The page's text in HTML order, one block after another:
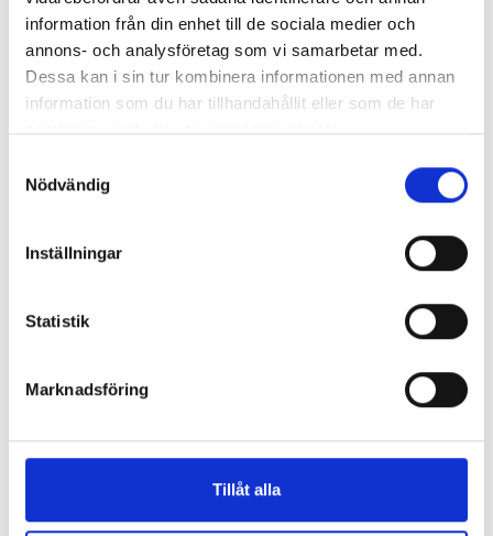
information från din enhet till de sociala medier och
annons- och analysföretag som vi samarbetar med.
Dessa kan i sin tur kombinera informationen med annan
information som du har tillhandahållit eller som de har
samlat in när du har använt deras tjänster.
Nödvändig
Inställningar
Statistik
Marknadsföring
Tillåt alla
Så mycket tjänar mediecheferna
Enorma skillnader mellan
chefredaktörerna